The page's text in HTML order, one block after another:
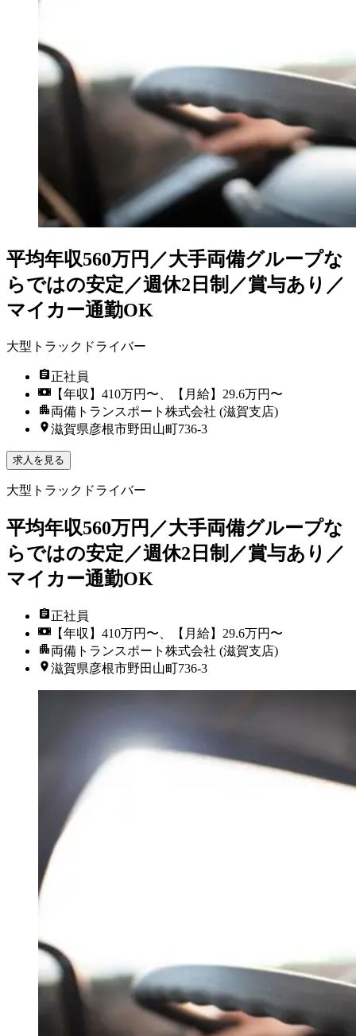
平均年収560万円／大手両備グループな
らではの安定／週休2日制／賞与あり／
マイカー通勤OK
大型トラックドライバー
正社員
【年収】410万円〜、【月給】29.6万円〜
両備トランスポート株式会社 (滋賀支店)
滋賀県彦根市野田山町736-3
求人を見る
大型トラックドライバー
平均年収560万円／大手両備グループな
らではの安定／週休2日制／賞与あり／
マイカー通勤OK
正社員
【年収】410万円〜、【月給】29.6万円〜
両備トランスポート株式会社 (滋賀支店)
滋賀県彦根市野田山町736-3